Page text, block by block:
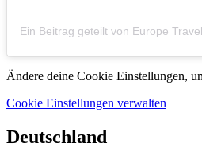
Ändere deine Cookie Einstellungen,
Cookie Einstellungen verwalten
Deutschland